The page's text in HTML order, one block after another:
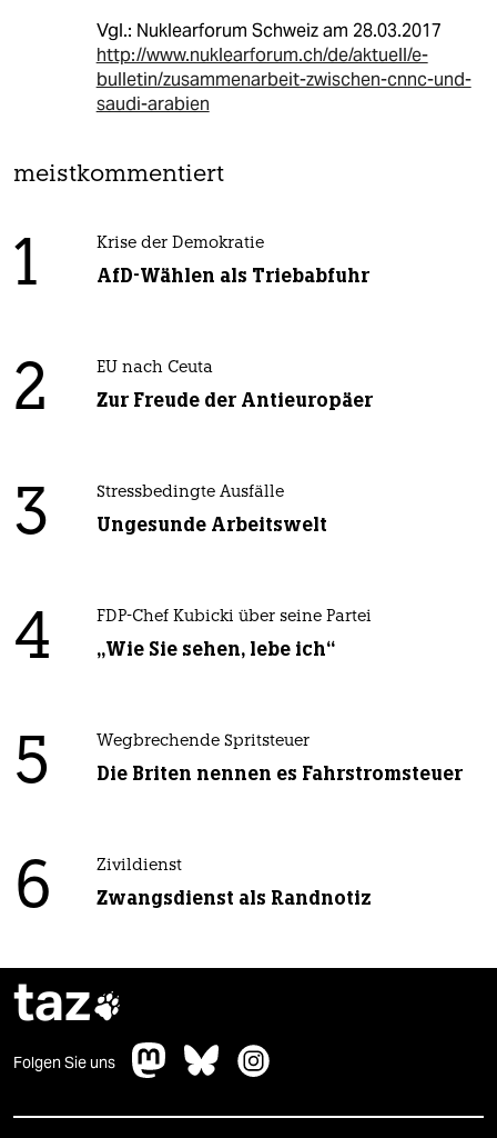
Vgl.: Nuklearforum Schweiz am 28.03.2017
http://www.nuklearforum.ch/de/aktuell/e-
bulletin/zusammenarbeit-zwischen-cnnc-und-
saudi-arabien
meistkommentiert
1 Krise der Demokratie
AfD-Wählen als Triebabfuhr
2 EU nach Ceuta
Zur Freude der Antieuropäer
3 Stressbedingte Ausfälle
Ungesunde Arbeitswelt
4 FDP-Chef Kubicki über seine Partei
„Wie Sie sehen, lebe ich“
5 Wegbrechende Spritsteuer
Die Briten nennen es Fahrstromsteuer
6 Zivildienst
Zwangsdienst als Randnotiz
taz
Folgen Sie uns